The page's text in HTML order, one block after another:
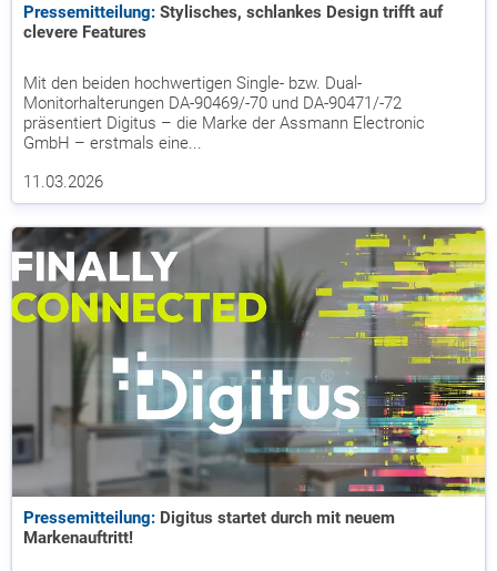
Pressemitteilung: Stylisches, schlankes Design trifft auf
clevere Features
Mit den beiden hochwertigen Single- bzw. Dual-
Monitorhalterungen DA-90469/-70 und DA-90471/-72
präsentiert Digitus – die Marke der Assmann Electronic
GmbH – erstmals eine...
11.03.2026
Pressemitteilung: Digitus startet durch mit neuem
Markenauftritt!